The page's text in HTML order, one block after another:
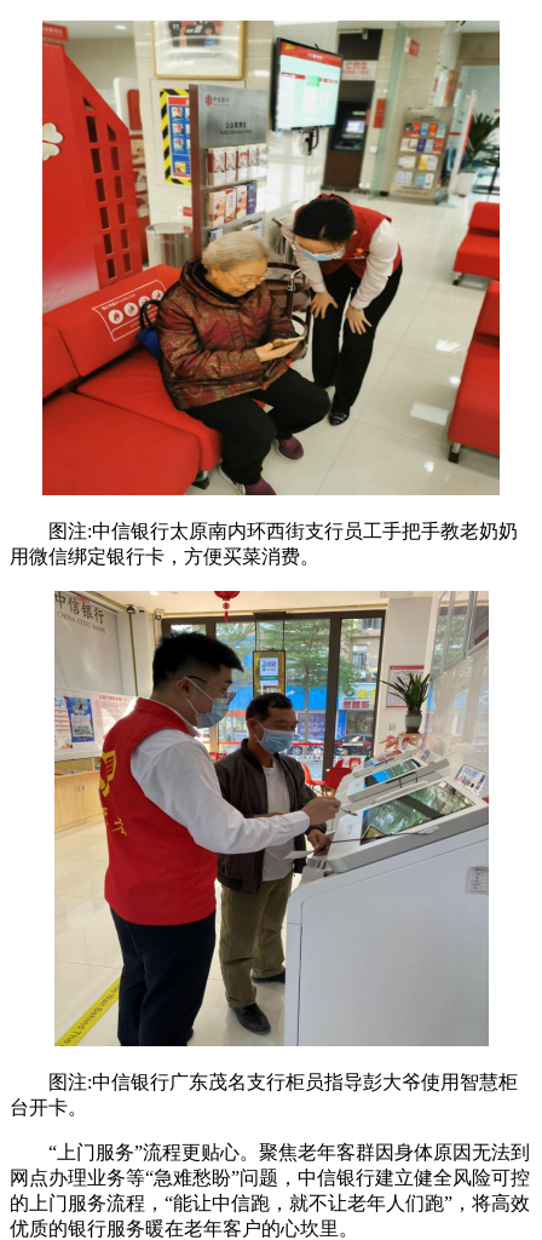
图注:中信银行太原南内环西街支行员工手把手教老奶奶
用微信绑定银行卡，方便买菜消费。
图注:中信银行广东茂名支行柜员指导彭大爷使用智慧柜
台开卡。
“上门服务”流程更贴心。聚焦老年客群因身体原因无法到
网点办理业务等“急难愁盼”问题，中信银行建立健全风险可控
的上门服务流程，“能让中信跑，就不让老年人们跑”，将高效
优质的银行服务暖在老年客户的心坎里。